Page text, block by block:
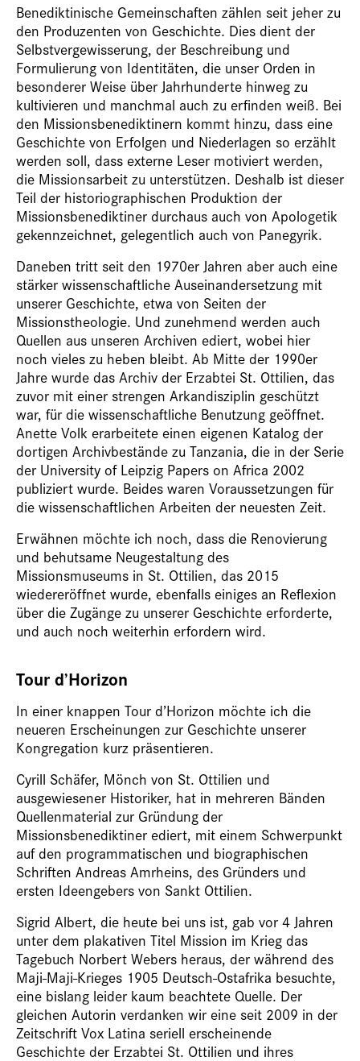
Benediktinische Gemeinschaften zählen seit jeher zu
den Produzenten von Geschichte. Dies dient der
Selbstvergewisserung, der Beschreibung und
Formulierung von Identitäten, die unser Orden in
besonderer Weise über Jahrhunderte hinweg zu
kultivieren und manchmal auch zu erfinden weiß. Bei
den Missionsbenediktinern kommt hinzu, dass eine
Geschichte von Erfolgen und Niederlagen so erzählt
werden soll, dass externe Leser motiviert werden,
die Missionsarbeit zu unterstützen. Deshalb ist dieser
Teil der historiographischen Produktion der
Missionsbenediktiner durchaus auch von Apologetik
gekennzeichnet, gelegentlich auch von Panegyrik.
Daneben tritt seit den 1970er Jahren aber auch eine
stärker wissenschaftliche Auseinandersetzung mit
unserer Geschichte, etwa von Seiten der
Missionstheologie. Und zunehmend werden auch
Quellen aus unseren Archiven ediert, wobei hier
noch vieles zu heben bleibt. Ab Mitte der 1990er
Jahre wurde das Archiv der Erzabtei St. Ottilien, das
zuvor mit einer strengen Arkandisziplin geschützt
war, für die wissenschaftliche Benutzung geöffnet.
Anette Volk erarbeitete einen eigenen Katalog der
dortigen Archivbestände zu Tanzania, die in der Serie
der University of Leipzig Papers on Africa 2002
publiziert wurde. Beides waren Voraussetzungen für
die wissenschaftlichen Arbeiten der neuesten Zeit.
Erwähnen möchte ich noch, dass die Renovierung
und behutsame Neugestaltung des
Missionsmuseums in St. Ottilien, das 2015
wiedereröffnet wurde, ebenfalls einiges an Reflexion
über die Zugänge zu unserer Geschichte erforderte,
und auch noch weiterhin erfordern wird.
Tour d’Horizon
In einer knappen Tour d’Horizon möchte ich die
neueren Erscheinungen zur Geschichte unserer
Kongregation kurz präsentieren.
Cyrill Schäfer, Mönch von St. Ottilien und
ausgewiesener Historiker, hat in mehreren Bänden
Quellenmaterial zur Gründung der
Missionsbenediktiner ediert, mit einem Schwerpunkt
auf den programmatischen und biographischen
Schriften Andreas Amrheins, des Gründers und
ersten Ideengebers von Sankt Ottilien.
Sigrid Albert, die heute bei uns ist, gab vor 4 Jahren
unter dem plakativen Titel Mission im Krieg das
Tagebuch Norbert Webers heraus, der während des
Maji-Maji-Krieges 1905 Deutsch-Ostafrika besuchte,
eine bislang leider kaum beachtete Quelle. Der
gleichen Autorin verdanken wir eine seit 2009 in der
Zeitschrift Vox Latina seriell erscheinende
Geschichte der Erzabtei St. Ottilien und ihres